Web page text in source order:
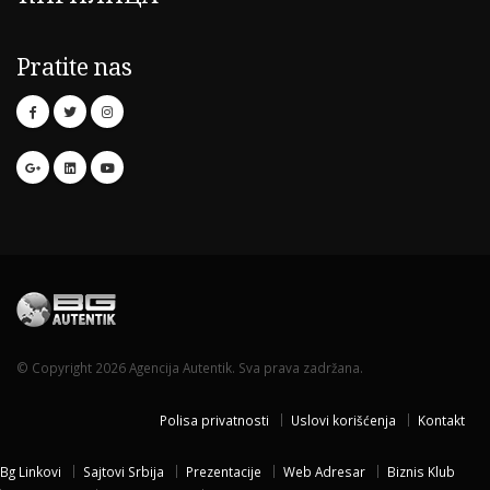
Pratite nas
© Copyright 2026 Agencija Autentik. Sva prava zadržana.
Polisa privatnosti Uslovi korišćenja Kontakt
Bg Linkovi Sajtovi Srbija Prezentacije Web Adresar
Biznis Klub